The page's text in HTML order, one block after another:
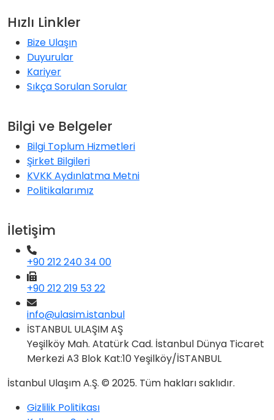
Hızlı Linkler
Bize Ulaşın
Duyurular
Kariyer
Sıkça Sorulan Sorular
Bilgi ve Belgeler
Bilgi Toplum Hizmetleri
Şirket Bilgileri
KVKK Aydınlatma Metni
Politikalarımız
İletişim
+90 212 240 34 00
+90 212 219 53 22
info@ulasim.istanbul
İSTANBUL ULAŞIM AŞ
Yeşilköy Mah. Atatürk Cad. İstanbul Dünya Ticaret
Merkezi A3 Blok Kat:10 Yeşilköy/İSTANBUL
İstanbul Ulaşım A.Ş. © 2025. Tüm hakları saklıdır.
Gizlilik Politikası